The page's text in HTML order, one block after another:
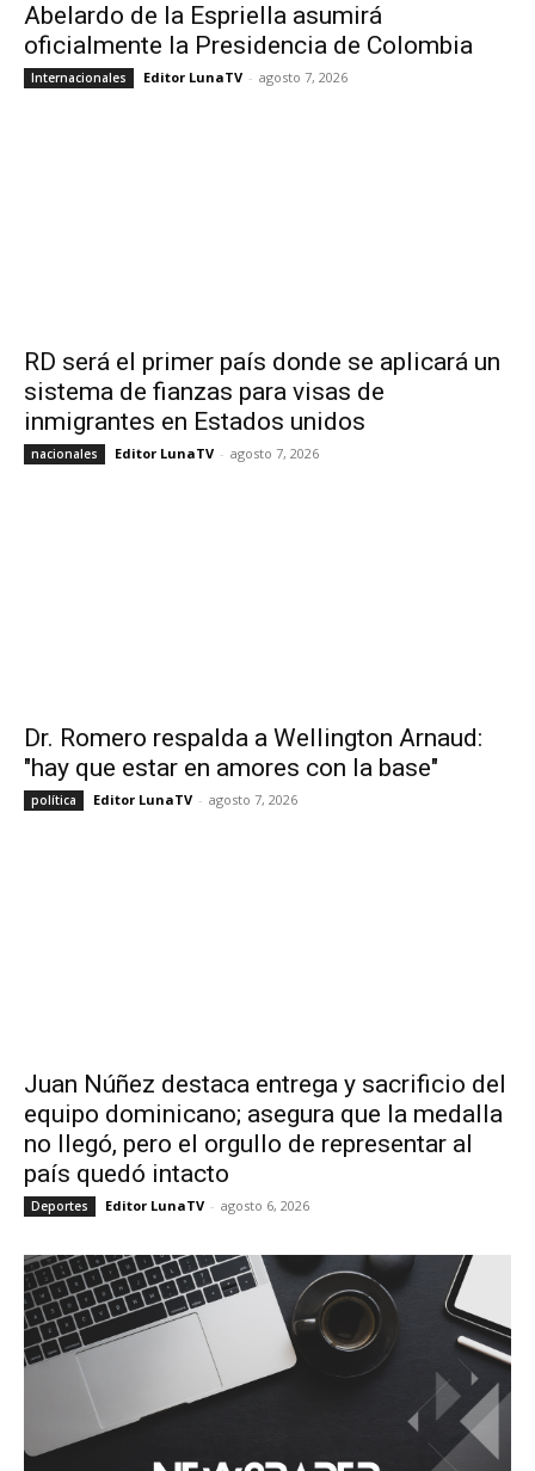
Abelardo de la Espriella asumirá
oficialmente la Presidencia de Colombia
Internacionales Editor LunaTV - agosto 7, 2026
RD será el primer país donde se aplicará un
sistema de fianzas para visas de
inmigrantes en Estados unidos
nacionales Editor LunaTV - agosto 7, 2026
Dr. Romero respalda a Wellington Arnaud:
"hay que estar en amores con la base"
política Editor LunaTV - agosto 7, 2026
Juan Núñez destaca entrega y sacrificio del
equipo dominicano; asegura que la medalla
no llegó, pero el orgullo de representar al
país quedó intacto
Deportes Editor LunaTV - agosto 6, 2026